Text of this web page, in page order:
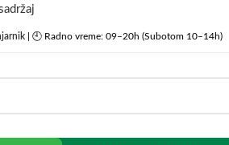
| 🕘 Radno vreme: 09–20h (Subotom 10–14h)